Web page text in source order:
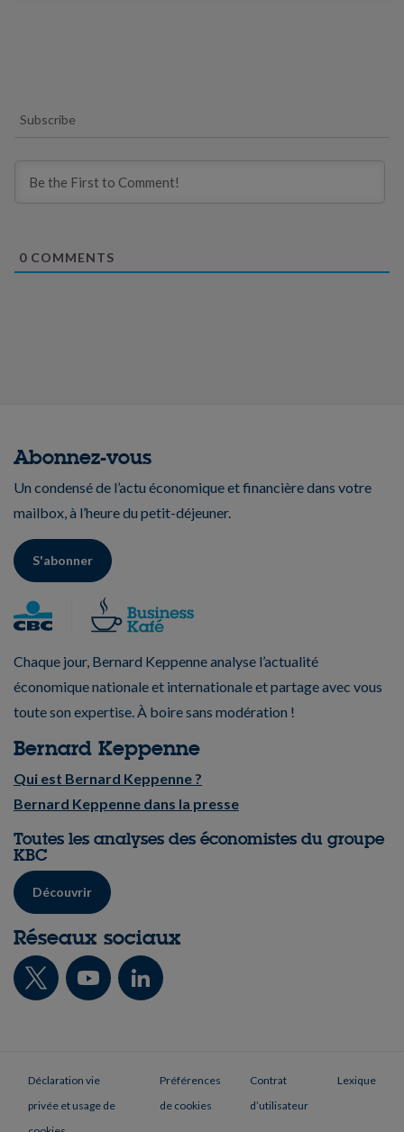
Subscribe
0 COMMENTS
Abonnez-vous
Un condensé de l’actu économique et financière dans votre
mailbox, à l’heure du petit-déjeuner.
S'abonner
Chaque jour, Bernard Keppenne analyse l’actualité
économique nationale et internationale et partage avec vous
toute son expertise. À boire sans modération !
Bernard Keppenne
Qui est Bernard Keppenne ?
Bernard Keppenne dans la presse
Toutes les analyses des économistes du groupe
KBC
Découvrir
Réseaux sociaux
Déclaration vie
privée et usage de
Préférences
de cookies
Contrat
d’utilisateur
Lexique